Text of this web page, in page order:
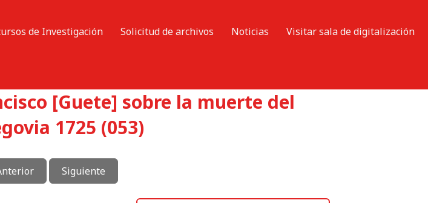
de Investigación Solicitud de archivos Noticias
Visitar sala de digitalización
[Guete] sobre la muerte del
1725 (053)
Siguiente